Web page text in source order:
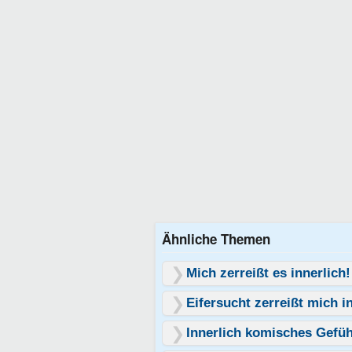
Ähnliche Themen
Mich zerreißt es innerlich!
Eifersucht zerreißt mich
Innerlich komisches